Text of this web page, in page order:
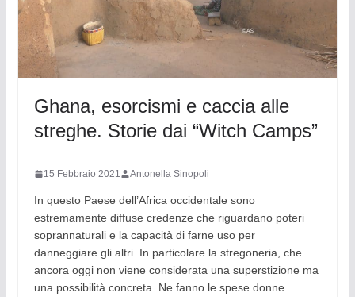
Ghana, esorcismi e caccia alle
streghe. Storie dai “Witch Camps”
15 Febbraio 2021 Antonella Sinopoli
In questo Paese dell’Africa occidentale sono
estremamente diffuse credenze che riguardano poteri
soprannaturali e la capacità di farne uso per
danneggiare gli altri. In particolare la stregoneria, che
ancora oggi non viene considerata una superstizione ma
una possibilità concreta. Ne fanno le spese donne